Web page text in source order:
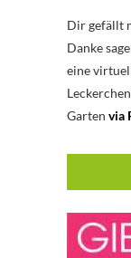
Dir gefällt
Danke
eine
Garten via